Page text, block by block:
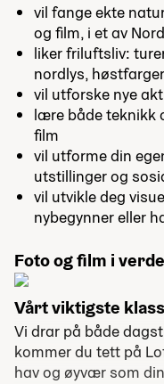
vil fange ekte
og film, i et av
liker friluftsliv:
nordlys,
vil utforske nye
lære både teknikk
film
vil utforme din
utstillinger og
vil utvikle deg
nybegynner eller
Foto og film i
Vårt viktigste
Vi drar på både
kommer du tett på
hav og øyvær som